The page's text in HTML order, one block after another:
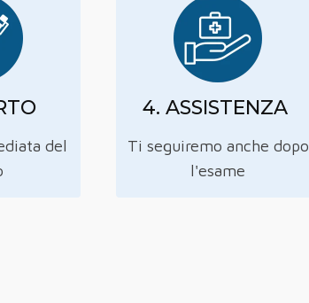
del
4. ASSISTENZA
Ti seguiremo anche dopo
l'esame